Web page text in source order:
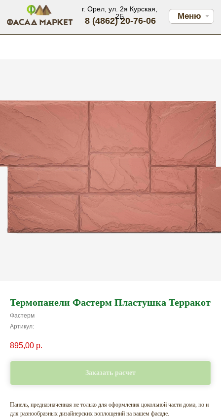
Меню
8 (4862) 20-76-06
г. Орел, ул. 2я Курская,
2Б
Термопанели Фастерм Пластушка Терракот
Фастерм
Артикул:
895,00 р.
Заказать расчет
Панель, предназначенная не только для оформления цокольной части дома, но и
для разнообразных дизайнерских воплощений на вашем фасаде.